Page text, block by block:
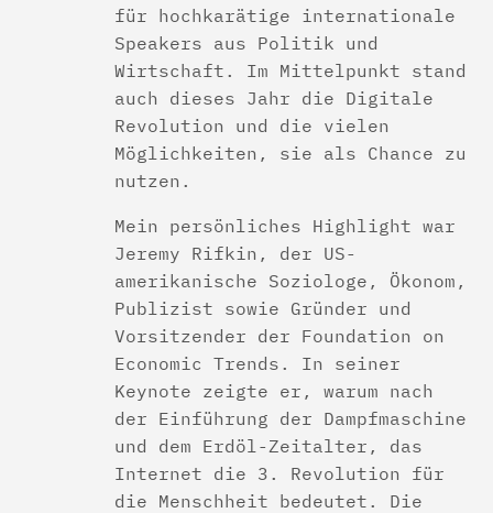
für hochkarätige internationale
Speakers aus Politik und
Wirtschaft. Im Mittelpunkt stand
auch dieses Jahr die Digitale
Revolution und die vielen
Möglichkeiten, sie als Chance zu
nutzen.
Mein persönliches Highlight war
Jeremy Rifkin, der US-
amerikanische Soziologe, Ökonom,
Publizist sowie Gründer und
Vorsitzender der Foundation on
Economic Trends. In seiner
Keynote zeigte er, warum nach
der Einführung der Dampfmaschine
und dem Erdöl-Zeitalter, das
Internet die 3. Revolution für
die Menschheit bedeutet. Die